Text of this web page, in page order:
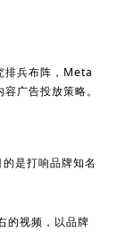
排兵布阵，Meta
广告投放策略。
是打响品牌知名
的视频，以品牌